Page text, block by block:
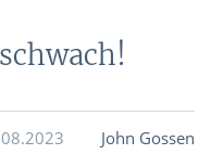
John Gossen